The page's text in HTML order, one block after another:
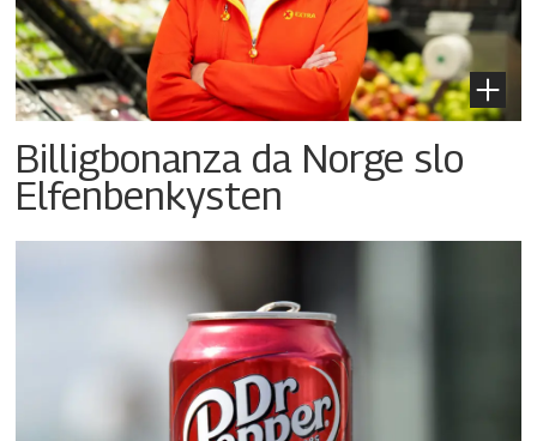
Billigbonanza da Norge slo
Elfenbenkysten